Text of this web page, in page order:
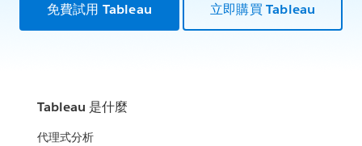
免費試用 Tableau 立即購買 Tableau
Tableau 是什麼
代理式分析